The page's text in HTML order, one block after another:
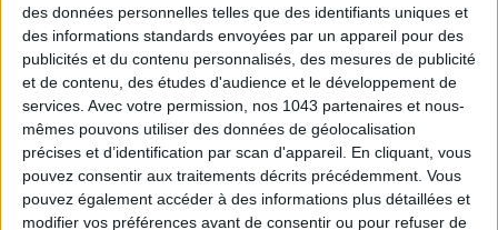
des données personnelles telles que des identifiants uniques et
des informations standards envoyées par un appareil pour des
publicités et du contenu personnalisés, des mesures de publicité
et de contenu, des études d'audience et le développement de
services. Avec votre permission, nos 1043 partenaires et nous-
mêmes pouvons utiliser des données de géolocalisation
précises et d’identification par scan d'appareil. En cliquant, vous
pouvez consentir aux traitements décrits précédemment. Vous
pouvez également accéder à des informations plus détaillées et
modifier vos préférences avant de consentir ou pour refuser de
CONNAISSEZ-VOUS LE AIRBNB DE LA PISCINE AUTOUR DE PARIS ?